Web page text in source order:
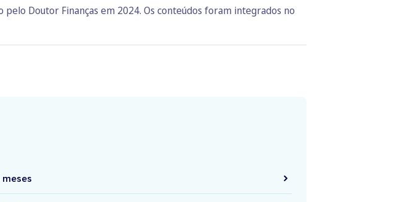
Doutor Finanças em 2024. Os conteúdos foram integrados no